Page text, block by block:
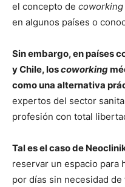
el concepto de coworking
en algunos países o
Sin embargo, en países
y Chile, loscoworking
como una alternativa
expertos del sector
profesión con total
Tal es el caso de
reservar un espacio para
por días sin necesidad